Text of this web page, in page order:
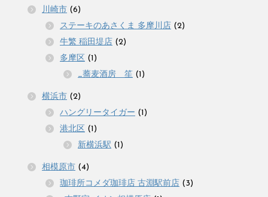
川崎市 (6)
ステーキのあさくま 多摩川店 (2)
牛繁 稲田堤店 (2)
多摩区 (1)
_蕎麦酒房 笙 (1)
横浜市 (2)
ハングリータイガー (1)
港北区 (1)
新横浜駅 (1)
相模原市 (4)
珈琲所コメダ珈琲店 古淵駅前店 (3)